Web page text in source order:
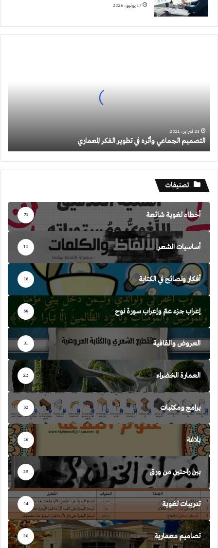
17 يونيو، 2026
21 فبراير، 2021
التصميم الجماعي وأثره في تطوير الفكر المعماري
تصنيفات
أخطاء لغوية شائعة 73
أساسيات الشعر 10
أفكار ونصائح في الكتابة 16
إعراب جزء عمّ وإعراب سورة نوح 68
العروض والقافية 31
العمارة الخضراء 22
برامج ومكتبات 52
بلاغة 16
بين راحتين من ورق 25
تدريبات لغوية 14
تصاميم معمارية 28